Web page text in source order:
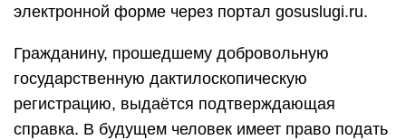
электронной форме через портал gosuslugi.ru.
Гражданину, прошедшему добровольную
государственную дактилоскопическую
регистрацию, выдаётся подтверждающая
справка. В будущем человек имеет право подать